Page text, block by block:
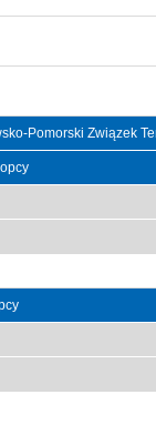
Pomorski Związek